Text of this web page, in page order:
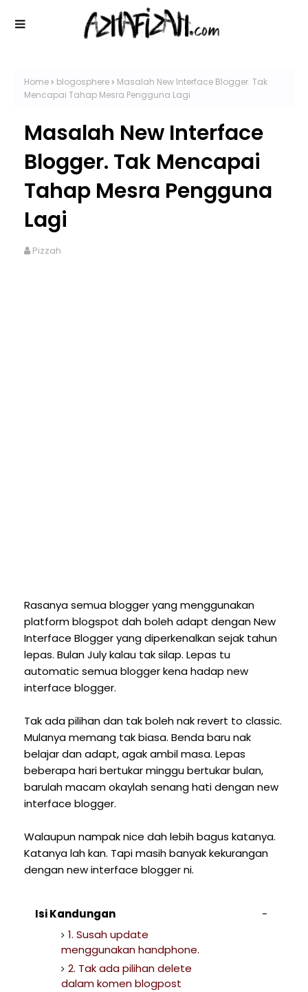
Home blogosphere
Masalah New Interface Blogger. Tak
Mencapai Tahap Mesra Pengguna Lagi
Masalah New Interface
Blogger. Tak Mencapai
Tahap Mesra Pengguna
Lagi
Pizzah
Rasanya semua blogger yang menggunakan
platform blogspot dah boleh adapt dengan New
Interface Blogger yang diperkenalkan sejak tahun
lepas. Bulan July kalau tak silap. Lepas tu
automatic semua blogger kena hadap new
interface blogger.
Tak ada pilihan dan tak boleh nak revert to classic.
Mulanya memang tak biasa. Benda baru nak
belajar dan adapt, agak ambil masa. Lepas
beberapa hari bertukar minggu bertukar bulan,
barulah macam okaylah senang hati dengan new
interface blogger.
Walaupun nampak nice dah lebih bagus katanya.
Katanya lah kan. Tapi masih banyak kekurangan
dengan new interface blogger ni.
Isi Kandungan
1. Susah update
menggunakan handphone.
2. Tak ada pilihan delete
dalam komen blogpost